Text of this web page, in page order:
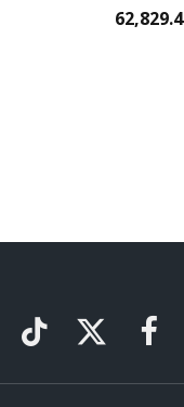
سعر بيتكوين يهبط 1% إلى 62,829.4
فيسبوكX تيكتوك